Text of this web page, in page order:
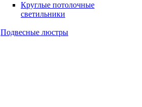
Круглые потолочные
светильники
Подвесные люстры